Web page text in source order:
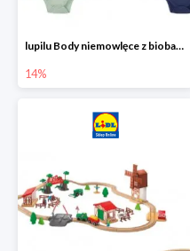
lupilu Body niemowlęce z biobawełny
14%